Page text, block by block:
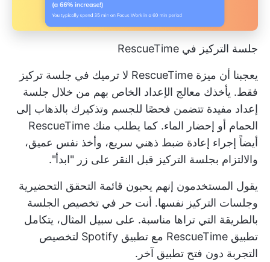
جلسة التركيز في RescueTime
يعجبنا أن ميزة RescueTime لا ترميك في جلسة تركيز
فقط. يأخذك معالج الإعداد الخاص بهم من خلال جلسة
إعداد مفيدة تتضمن فحصًا للجسم وتذكيرك بالذهاب إلى
الحمام أو إحضار الماء. كما يطلب منك RescueTime
أيضاً إجراء إعادة ضبط ذهني سريع، وأخذ نفس عميق،
والالتزام بجلسة التركيز قبل النقر على زر "ابدأ".
يقول المستخدمون إنهم يحبون قائمة التحقق التحضيرية
وجلسات التركيز نفسها. أنت حر في تخصيص الجلسة
بالطريقة التي تراها مناسبة. على سبيل المثال، يتكامل
تطبيق RescueTime مع تطبيق Spotify لتخصيص
التجربة دون فتح تطبيق آخر.